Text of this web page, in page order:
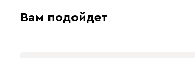
Вам подойдет